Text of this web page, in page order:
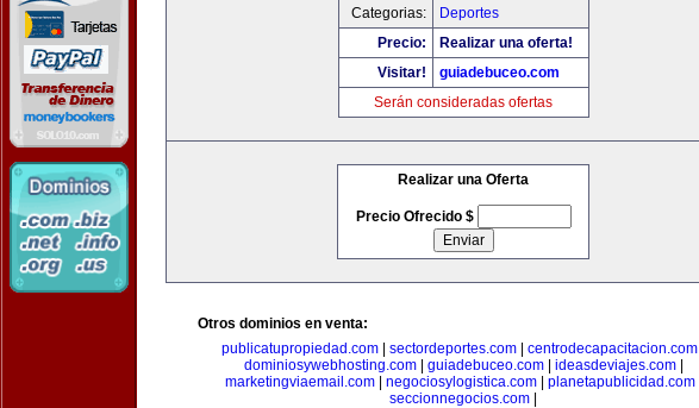
Categorias:
Deportes
Precio:
Realizar una oferta!
Visitar!
guiadebuceo.com
Serán consideradas ofertas
Realizar una Oferta
Precio Ofrecido $
Otros dominios en venta:
publicatupropiedad.com
sectordeportes.com centrodecapacitacion.com
dominiosywebhosting.com| guiadebuceo.com| ideasdeviajes.com|
marketingviaemail.com| negociosylogistica.com| planetapublicidad.com|
seccionnegocios.com